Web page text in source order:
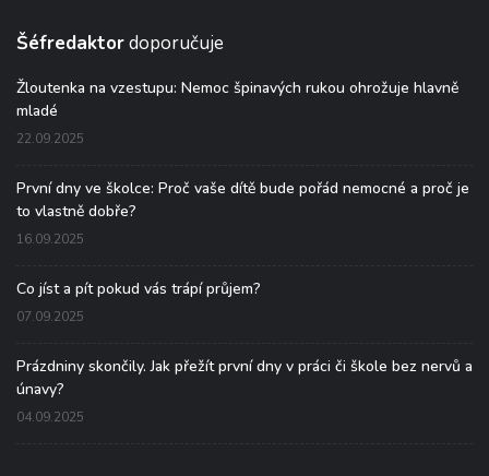
Šéfredaktordoporučuje
Žloutenka na vzestupu: Nemoc špinavých rukou ohrožuje hlavně
mladé
22.09.2025
První dny ve školce: Proč vaše dítě bude pořád nemocné a proč je
to vlastně dobře?
16.09.2025
Co jíst a pít pokud vás trápí průjem?
07.09.2025
Prázdniny skončily. Jak přežít první dny v práci či škole bez nervů a
únavy?
04.09.2025